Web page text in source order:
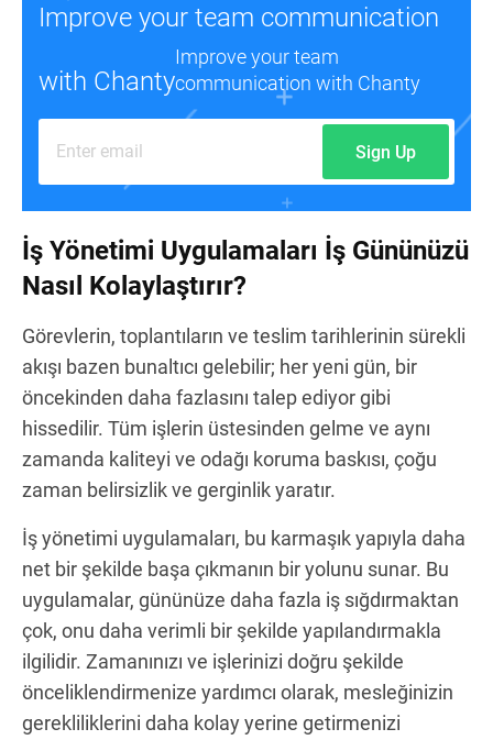
Improve your team communication
with Chanty
Improve your team
communication with Chanty
Sign Up
İş Yönetimi Uygulamaları İş Gününüzü
Nasıl Kolaylaştırır?
Görevlerin, toplantıların ve teslim tarihlerinin sürekli
akışı bazen bunaltıcı gelebilir; her yeni gün, bir
öncekinden daha fazlasını talep ediyor gibi
hissedilir. Tüm işlerin üstesinden gelme ve aynı
zamanda kaliteyi ve odağı koruma baskısı, çoğu
zaman belirsizlik ve gerginlik yaratır.
İş yönetimi uygulamaları, bu karmaşık yapıyla daha
net bir şekilde başa çıkmanın bir yolunu sunar. Bu
uygulamalar, gününüze daha fazla iş sığdırmaktan
çok, onu daha verimli bir şekilde yapılandırmakla
ilgilidir. Zamanınızı ve işlerinizi doğru şekilde
önceliklendirmenize yardımcı olarak, mesleğinizin
gerekliliklerini daha kolay yerine getirmenizi